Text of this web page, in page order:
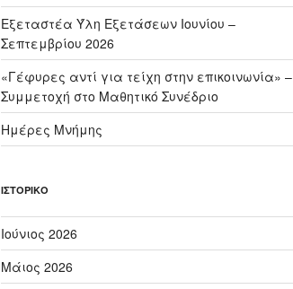
Εξεταστέα Ύλη Εξετάσεων Ιουνίου –
Σεπτεμβρίου 2026
«Γέφυρες αντί για τείχη στην επικοινωνία» –
Συμμετοχή στο Μαθητικό Συνέδριο
Ημέρες Μνήμης
ΙΣΤΟΡΙΚΌ
Ιούνιος 2026
Μάιος 2026